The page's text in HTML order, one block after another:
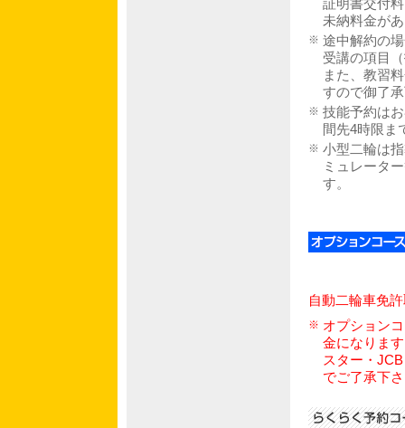
証明書交付
未納料金が
※ 途中解約の
受講の項目
また、教習
すので御了
※ 技能予約は
間先4時限ま
※ 小型二輪は
ミュレータ
す。
自動二輪車免
※ オプション
金になりま
スター・
でご了承下